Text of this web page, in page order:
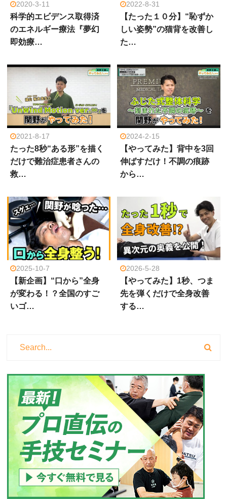
2020-3-11
科学的エビデンス取得済
のエネルギー療法『夢幻
即効療…
2022-8-31
【たった１０分】“恥ずか
しい姿勢”の猫背を改善し
た…
2021-8-17
たった8秒“ある形”を描く
だけで難治症患者さんの
救…
2024-2-15
【やってみた】背中を3回
伸ばすだけ！不調の痕跡
から…
2025-10-7
【新企画】“口から”全身
が変わる！？全国のすご
いゴ…
2026-5-28
【やってみた】1秒、つま
先を弾くだけで全身改善
する…